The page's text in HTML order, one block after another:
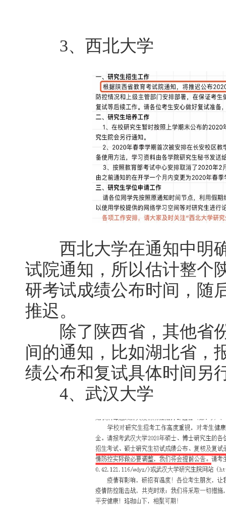
3、西北大学
西北大学在通知中明确
试院通知，所以估计整个
研考试成绩公布时间，随
推迟。
除了陕西省，其他省份
间的通知，比如湖北省，
绩公布和复试具体时间另
4、武汉大学